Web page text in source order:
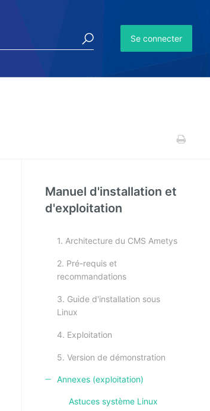
Se connecter
Manuel d'installation et
d'exploitation
1. Architecture du CMS Ametys
2. Pré-requis et
recommandations
3. Guide d'installation sous
Linux
4. Exploitation
5. Version de démonstration
Annexes (exploitation)
Astuces système Linux